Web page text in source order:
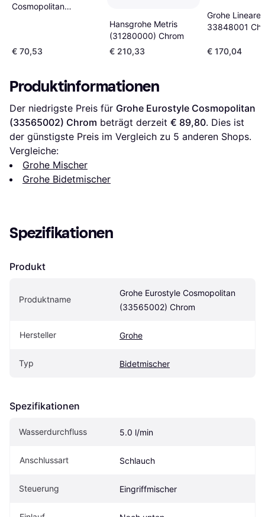
Cosmopolitan
€ 70,53
Hansgrohe Metris
(31280000) Chrom
€ 210,33
Grohe Lineare
33848001
€ 170,04
Produktinformationen
Der niedrigste Preis für Grohe Eurostyle Cosmopolitan
(33565002) Chrom beträgt derzeit € 89,80. Dies ist
der günstigste Preis im Vergleich zu 5 anderen Shops.
Vergleiche:
Grohe Mischer
Grohe Bidetmischer
Spezifikationen
Produkt
Produktname
Grohe Eurostyle Cosmopolitan
(33565002) Chrom
Hersteller Grohe
Typ Bidetmischer
Spezifikationen
Wasserdurchfluss 5.0 l/min
Anschlussart Schlauch
Steuerung Eingriffmischer